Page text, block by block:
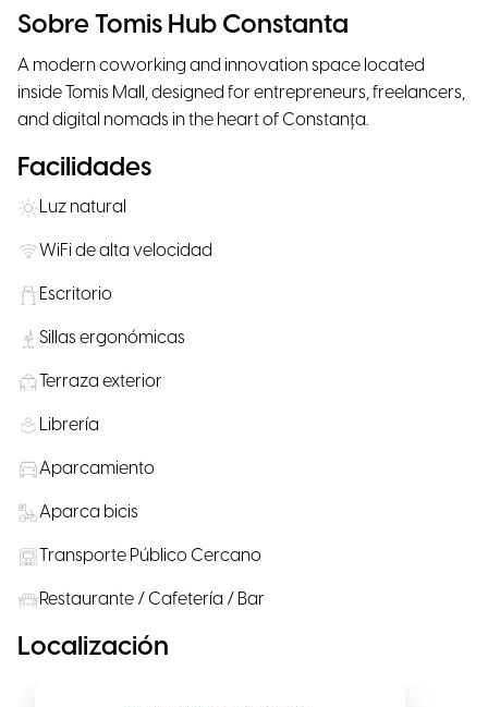
Sobre Tomis Hub Constanta
A modern coworking and innovation space located
inside Tomis Mall, designed for entrepreneurs, freelancers,
and digital nomads in the heart of Constanța.
Facilidades
Luz natural
WiFi de alta velocidad
Escritorio
Sillas ergonómicas
Terraza exterior
Librería
Aparcamiento
Aparca bicis
Transporte Público Cercano
Restaurante / Cafetería / Bar
Localización